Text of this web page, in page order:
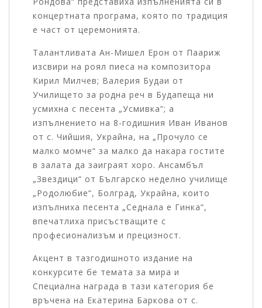
концертната програма, която по традиция
е част от церемонията.
Талантливата Ан-Мишел Ерон от Паариж
изсвири на роял пиеса на композитора
Кирил Милчев; Валерия Будаи от
Училището за родна реч в Будапеща ни
усмихна с песента „Усмивка“; а
изпълнението на 8-годишния Иван Иванов
от с. Чийшия, Украйна, на „Прочуло се
малко момче“ за малко да накара гостите
в залата да заиграят хоро. Ансамбъл
„Звездици“ от Българско неделно училище
„Родолюбие“, Болград, Украйна, които
изпълниха песента „Седнала е Гинка“,
впечатлиха присъстващите с
професионализъм и прецизност.
Акцент в тазгодишното издание на
конкурсите бе темата за мира и
Специална награда в тази категория бе
връчена на Екатерина Баркова от с.